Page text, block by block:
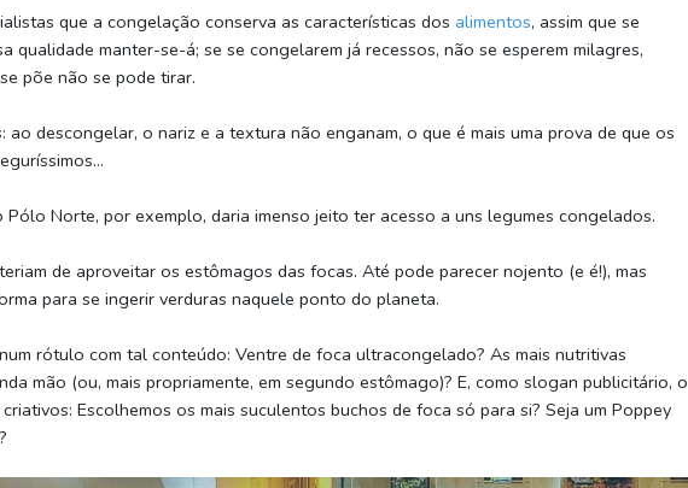
que a congelação conserva as características dos alimentos, assim que se
qualidade manter-se-á; se se congelarem já recessos, não se esperem milagres,
põe não se pode tirar.
ao descongelar, o nariz e a textura não enganam, o que é mais uma prova de que os
Norte, por exemplo, daria imenso jeito ter acesso a uns legumes congelados.
de aproveitar os estômagos das focas. Até pode parecer nojento (e é!), mas
para se ingerir verduras naquele ponto do planeta.
rótulo com tal conteúdo: Ventre de foca ultracongelado? As mais nutritivas
mão (ou, mais propriamente, em segundo estômago)? E, como slogan publicitário, o
Escolhemos os mais suculentos buchos de foca só para si? Seja um Poppey